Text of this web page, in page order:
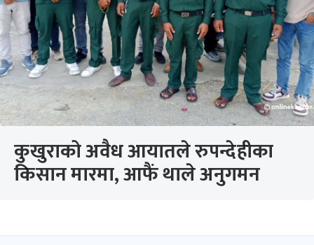
कुखुराको अवैध आयातले रुपन्देहीका
किसान मारमा, आफैं थाले अनुगमन